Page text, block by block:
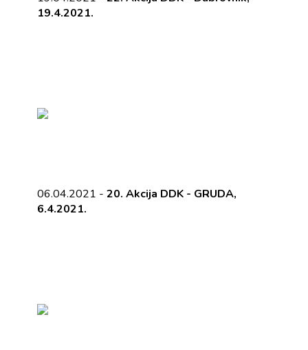
19.4.2021.
06.04.2021 - 20. Akcija DDK - GRUDA,
6.4.2021.